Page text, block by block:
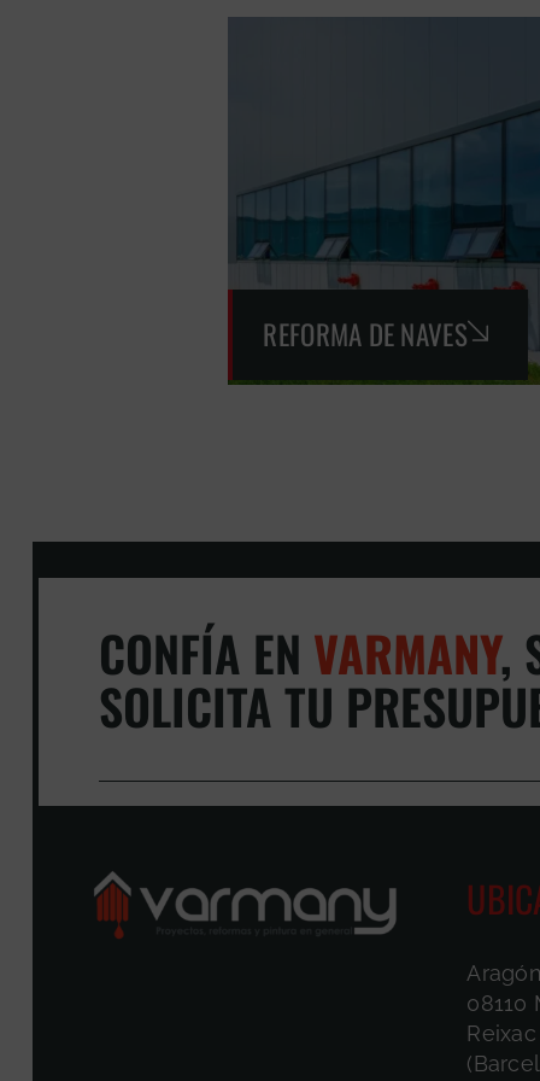
REFORMA DE NAVES
CONFÍA EN VARMANY,
SOLICITA TU
08110
Reixac